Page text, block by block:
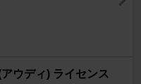
ウディ) ライセンス